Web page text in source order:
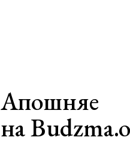
Апошняе
на